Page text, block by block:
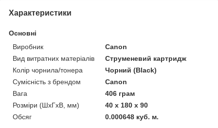
Характеристики
Основні
Виробник
Canon
Вид витратних матеріалів
Струменевий картридж
Колір чорнила/тонера
Чорний (Black)
Сумісність з брендом
Canon
Вага
406 грам
Розміри (ШхГхВ, мм)
40 х 180 х 90
Обсяг
0.000648 куб. м.